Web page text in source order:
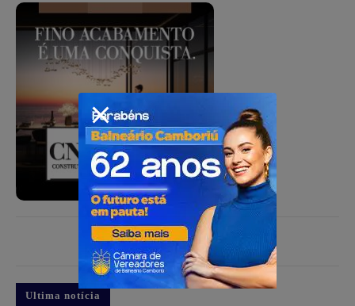
PUBLICIDADE
Ultima notícia